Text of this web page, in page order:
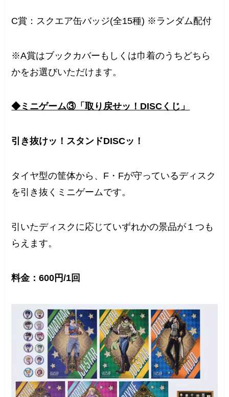
C賞：スクエア缶バッジ(全15種) ※ランダム配付
※A賞はブックカバーもしくは巾着のうちどちら
かをお選びいただけます。
◆ミニゲーム③「取り戻せッ！DISCくじ」
引き抜けッ！スタンドDISCッ！
タイヤ型の筐体から、F・Fが守っているディスク
を引き抜くミニゲームです。
引いたディスクに応じていずれかの景品が１つも
らえます。
料金：600円/1回